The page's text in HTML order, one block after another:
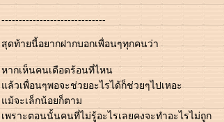
------------------------------
สุดท้ายนี้อยากฝากบอกเพื่อนๆทุกคนว่า
หากเห็นคนเดือดร้อนที่ไหน
ล้วเพื่อนๆพอจะช่วยอะไรได้ก็ช่วยๆไปเหอะ
ม้จะเล็กน้อยก็ตาม
เพราะตอนนั้นคนที่ไม่รู้อะไรเลยคงจะทำอะไรไม่ถูก